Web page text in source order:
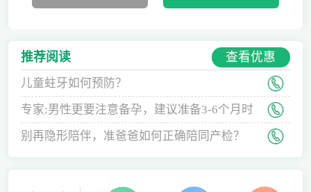
推荐阅读 查看优惠
儿童蛀牙如何预防？
专家:男性更要注意备孕，建议准备3-6个月时
间
别再隐形陪伴，准爸爸如何正确陪同产检？